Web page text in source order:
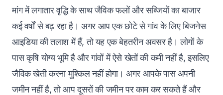
मांग में लगातार वृद्धि के साथ जैविक फलों और सब्जियों का बाजार
कई वर्षों से बढ़ रहा है। अगर आप एक छोटे से गांव के लिए बिजनेस
आइडिया की तलाश में हैं, तो यह एक बेहतरीन अवसर है। लोगों के
पास कृषि योग्य भूमि है और गांवों में ऐसे खेतों की कमी नहीं है, इसलिए
जैविक खेती करना मुश्किल नहीं होगा। अगर आपके पास अपनी
जमीन नहीं है, तो आप दूसरों की जमीन पर काम कर सकते हैं और